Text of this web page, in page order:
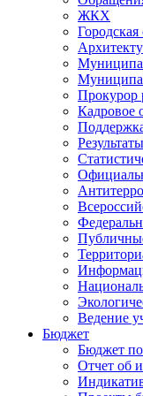
ЖКХ
Городская
Прокурор
Кадровое
Ведение
Бюджет
Бюджет
Отчет об